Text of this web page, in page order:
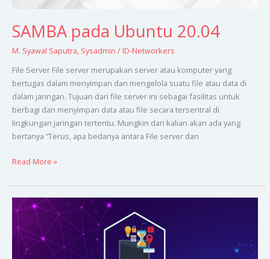
SAMBA pada Ubuntu 20.04
M. Syawal Saputra, Sysadmin / ID-Networkers
File Server File server merupakan server atau komputer yang
bertugas dalam menyimpan dan mengelola suatu file atau data di
dalam jaringan. Tujuan dari file server ini sebagai fasilitas untuk
berbagi dan menyimpan data atau file secara tersentral di
lingkungan jaringan tertentu. Mungkin dari kalian akan ada yang
bertanya “Terus, apa bedanya antara File server dan
Read More »
Proftpd
dengan
SSL
pada
Ubuntu